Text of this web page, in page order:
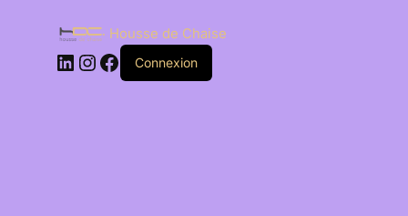
Housse de Chaise
Connexion